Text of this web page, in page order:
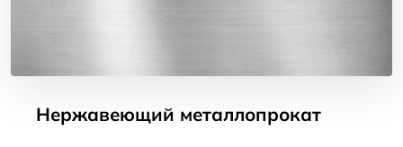
Нержавеющий металлопрокат